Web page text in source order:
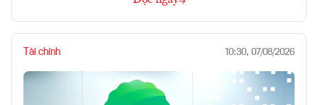
Tài chính 10:30, 07/08/2026